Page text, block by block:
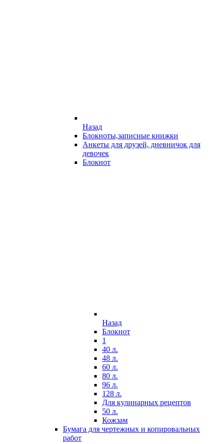
Назад
Блокноты,записные книжки
Анкеты для друзей, дневничок для
девочек
Блокнот
Назад
Блокнот
1
40 л.
48 л.
60 л.
80 л.
96 л.
128 л.
Для кулинарных рецептов
50 л.
Кожзам
Бумага для чертежных и копировальных
работ